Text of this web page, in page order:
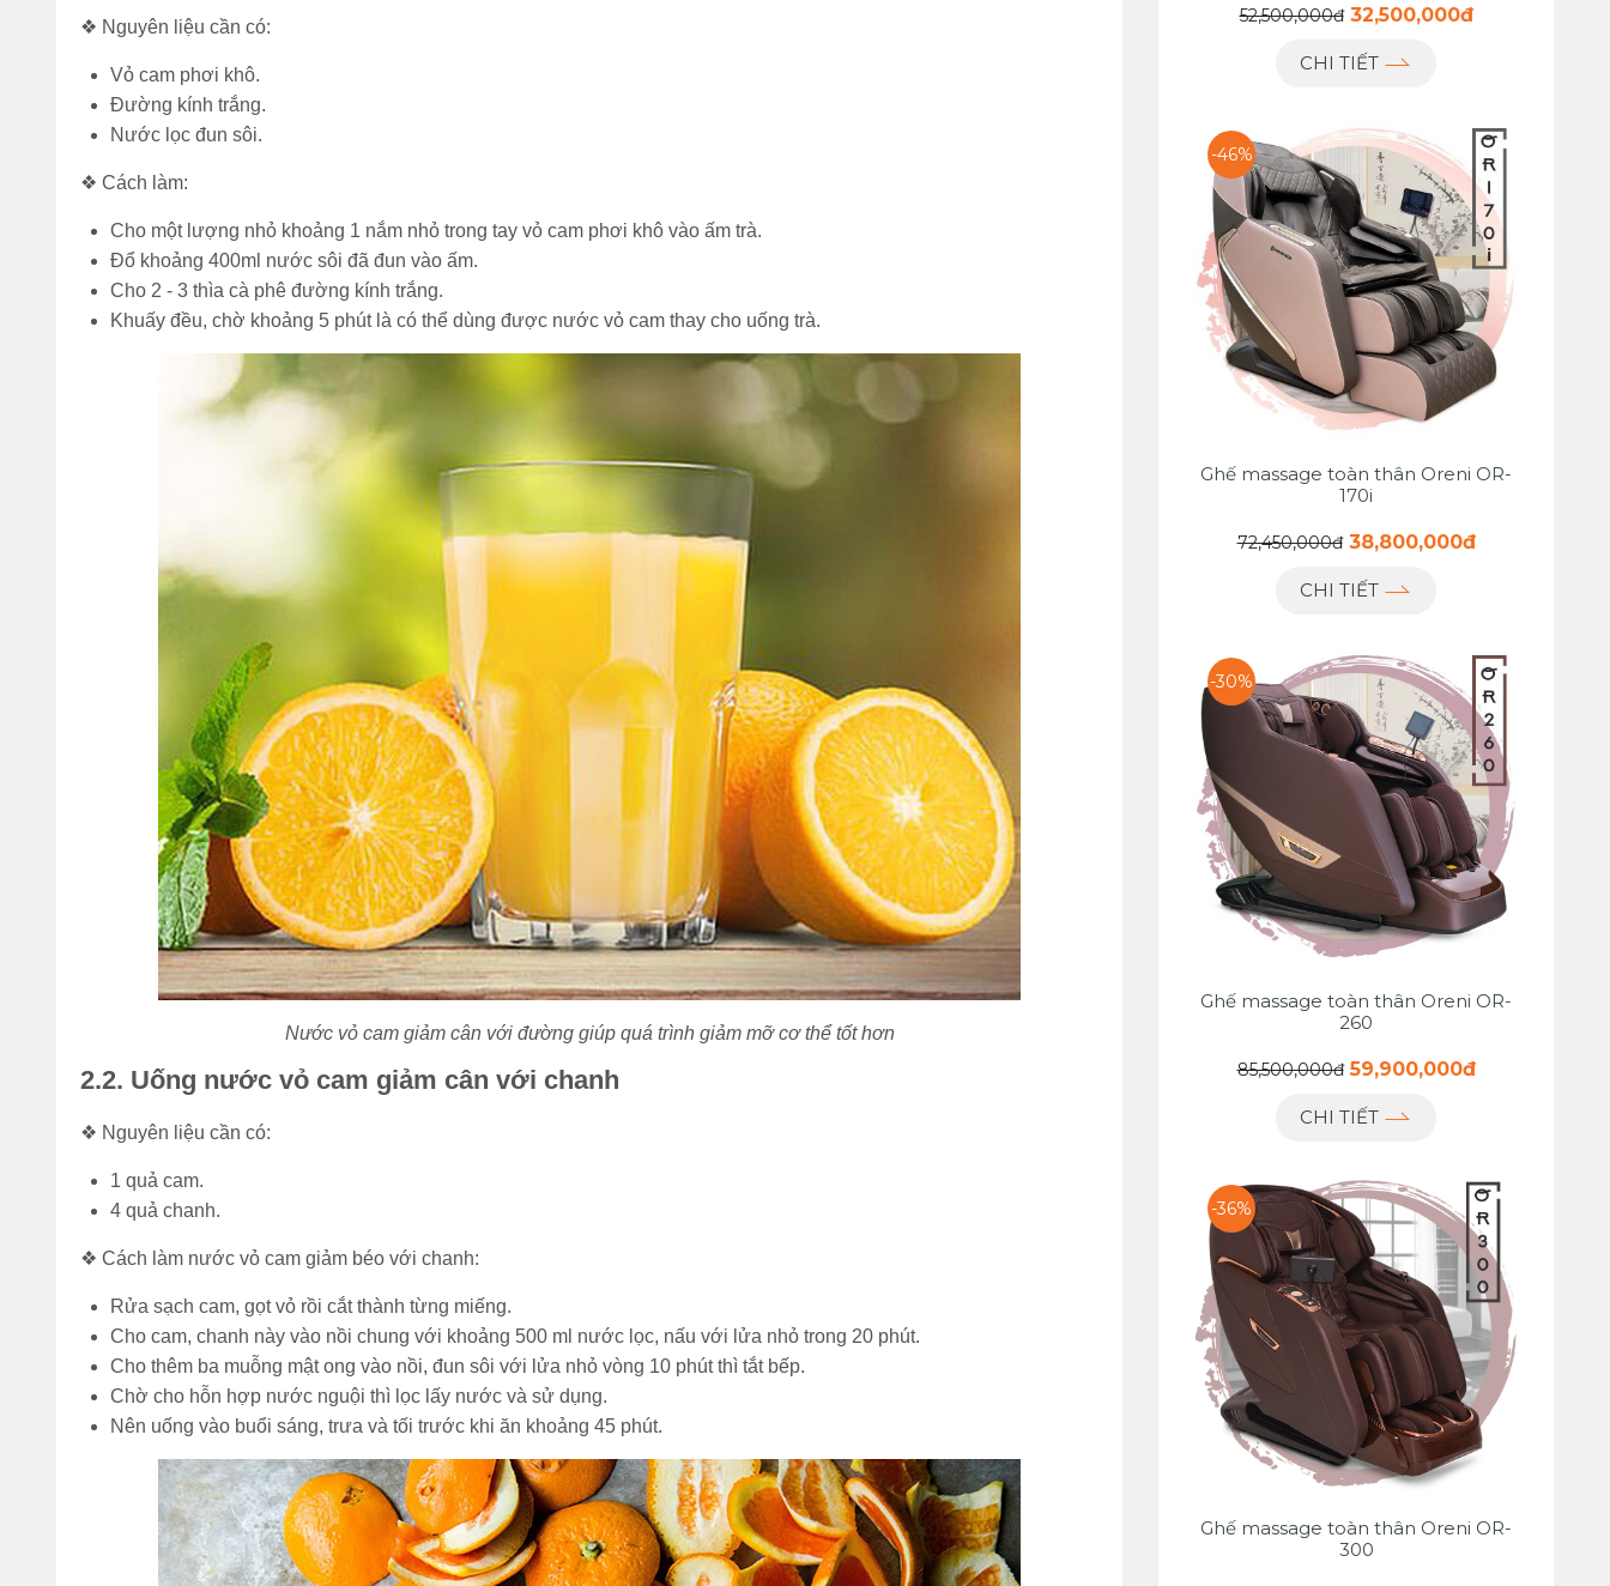
❖ Nguyên liệu cần có:
Vỏ cam phơi khô.
Đường kính trắng.
Nước lọc đun sôi.
❖ Cách làm:
Cho một lượng nhỏ khoảng 1 nắm nhỏ trong tay vỏ cam phơi khô vào ấm trà.
Đổ khoảng 400ml nước sôi đã đun vào ấm.
Cho 2 - 3 thìa cà phê đường kính trắng.
Khuấy đều, chờ khoảng 5 phút là có thể dùng được nước vỏ cam thay cho uống trà.
Nước vỏ cam giảm cân với đường giúp quá trình giảm mỡ cơ thể tốt hơn
2.2. Uống nước vỏ cam giảm cân với chanh
❖ Nguyên liệu cần có:
1 quả cam.
4 quả chanh.
❖ Cách làm nước vỏ cam giảm béo với chanh:
Rửa sạch cam, gọt vỏ rồi cắt thành từng miếng.
Cho cam, chanh này vào nồi chung với khoảng 500 ml nước lọc, nấu với lửa nhỏ trong 20 phút.
Cho thêm ba muỗng mật ong vào nồi, đun sôi với lửa nhỏ vòng 10 phút thì tắt bếp.
Chờ cho hỗn hợp nước nguội thì lọc lấy nước và sử dụng.
Nên uống vào buổi sáng, trưa và tối trước khi ăn khoảng 45 phút.
52,500,000đ 32,500,000đ
CHI TIẾT
-46%
Ghế massage toàn thân Oreni OR-
170i
72,450,000đ 38,800,000đ
CHI TIẾT
-30%
Ghế massage toàn thân Oreni OR-
260
85,500,000đ 59,900,000đ
CHI TIẾT
-36%
Ghế massage toàn thân Oreni OR-
300